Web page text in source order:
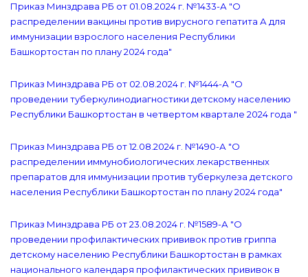
Приказ Минздрава РБ от 01.08.2024 г. №1433-А "О
распределении вакцины против вирусного гепатита А для
иммунизации взрослого населения Республики
Башкортостан по плану 2024 года"
Приказ Минздрава РБ от 02.08.2024 г. №1444-А "О
проведении туберкулинодиагностики детскому населению
Республики Башкортостан в четвертом квартале 2024 года "
Приказ Минздрава РБ от 12.08.2024 г. №1490-А "О
распределении иммунобиологических лекарственных
препаратов для иммунизации против туберкулеза детского
населения Республики Башкортостан по плану 2024 года"
Приказ Минздрава РБ от 23.08.2024 г. №1589-А "О
проведении профилактических прививок против гриппа
детскому населению Республики Башкортостан в рамках
национального календаря профилактических прививок в